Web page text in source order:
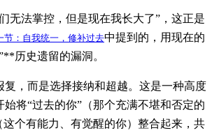
无法掌控，但是现在我长大了”，这正是
节：自我统一，修补过去中提到的，用现在的
历史遗留的漏洞。
复，而是选择接纳和超越。这是一种高度
始将“过去的你”（那个充满不堪和否定的
这个有能力、有觉醒的你）整合起来，共